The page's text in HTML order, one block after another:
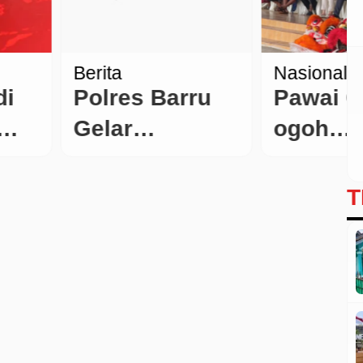
Daerah
Lahan
Kabar Daerah
Pariwisata